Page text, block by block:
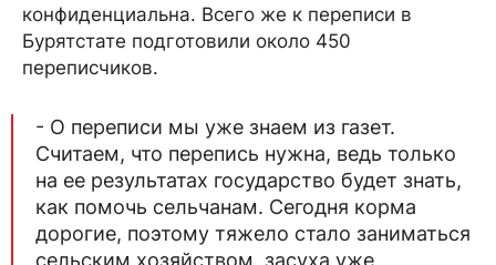
конфиденциальна. Всего же к переписи в
Бурятстате подготовили около 450
переписчиков.
- О переписи мы уже знаем из газет.
Считаем, что перепись нужна, ведь только
на ее результатах государство будет знать,
как помочь сельчанам. Сегодня корма
дорогие, поэтому тяжело стало заниматься
сельским хозяйством, засуха уже